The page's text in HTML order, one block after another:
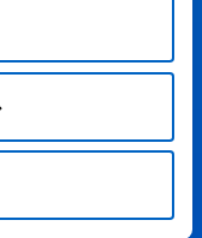
o retirar su
página.
reservados.